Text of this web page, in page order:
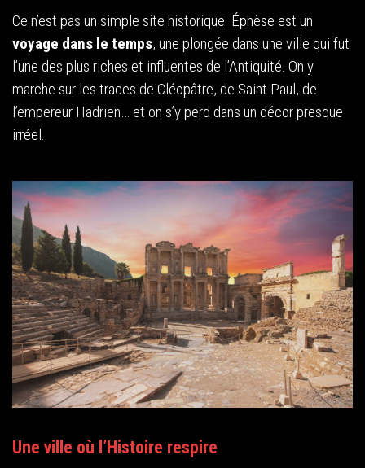
Ce n’est pas un simple site historique. Éphèse est un
voyage dans le temps, une plongée dans une ville qui fut
l’une des plus riches et influentes de l’Antiquité. On y
marche sur les traces de Cléopâtre, de Saint Paul, de
l’empereur Hadrien… et on s’y perd dans un décor presque
irréel.
Une ville où l’Histoire respire